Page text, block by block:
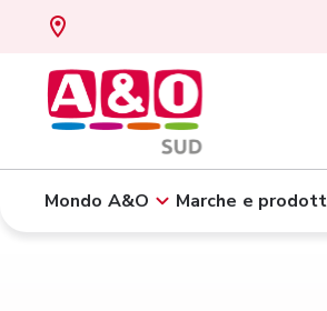
Mondo A&O Marche e